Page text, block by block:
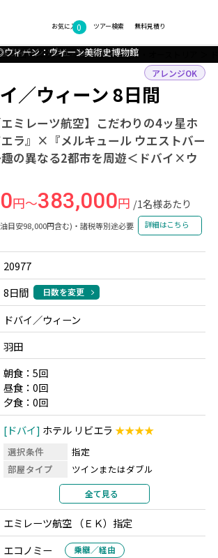
お気に入り
0 無料見積り
ツアー検索
カ・ヨーロッパ アラブ首長国連邦・オーストリア
／ウィーン 8日間
エミレーツ航空】こだわりの4ッ星ホ
ラ』×『メルキュール ウエストバー
の異なる2都市を周遊＜ドバイ×ウ
アレンジOK
円～383,000円 /1名様あたり
目安98,000円含む)・諸税等別途必要 詳細はこちら
◇◎ドバイ：ドバイ水族館
ィーン：シェーンブルン宮殿
◇ドバイ：デザートサファリ
ィーン：ウィーン美術史博物館
フォトギャラリー
20977
8日間 日数を変更
ドバイ／ウィーン
羽田
朝食：5回
昼食：0回
夕食：0回
ドバイ ホテル リビエラ★★★★
選択条件
指定
部屋タイプ
ツインまたはダブル
2名1室利用
部屋カテゴリ
ウィーン メルキュール ウィーン ウエストバ
ーンホフ
★★★★
全て見る
エミレーツ航空 （ＥＫ）指定
エコノミー 乗継／経由